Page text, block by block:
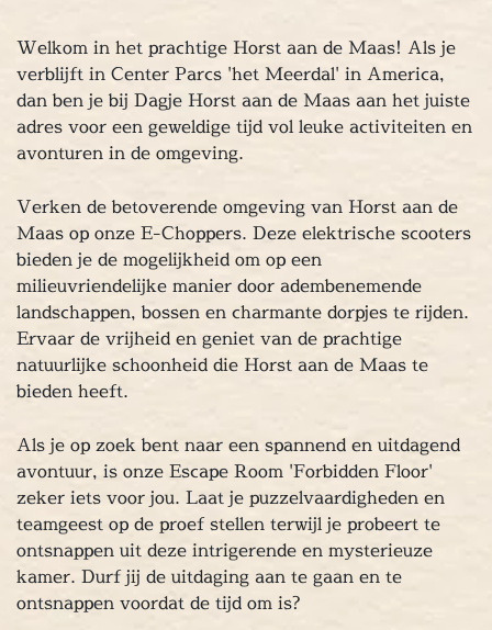
Eten Drinken Genieten Ontspannen
dagje Escape Room Geheel verzorgd
E-Chopper Tours Dagje uit Limburg Spellen
Drinken Genieten Ontspannen Cultuur
Escape Room Geheel verzorgd
Ontspannen Cultuur Heerlijk dagje
Geheel verzorgd Arrangement E-
Dagje uit Limburg Spellen Eten Drinken
Ontspannen Cultuur Heerlijk dagje Escape
verzorgd Arrangement E-Chopper Tours
Limburg Spellen Eten Drinken
dagje
Room
verzorgd
Tours
Welkom in het prachtige Horst aan de Maas! Als je
verblijft in Center Parcs 'het Meerdal' in America,
dan ben je bij Dagje Horst aan de Maas aan het juiste
adres voor een geweldige tijd vol leuke activiteiten en
avonturen in de omgeving.
Verken de betoverende omgeving van Horst aan de
Maas op onze E-Choppers. Deze elektrische scooters
bieden je de mogelijkheid om op een
milieuvriendelijke manier door adembenemende
landschappen, bossen en charmante dorpjes te rijden.
Ervaar de vrijheid en geniet van de prachtige
natuurlijke schoonheid die Horst aan de Maas te
bieden heeft.
Als je op zoek bent naar een spannend en uitdagend
avontuur, is onze Escape Room 'Forbidden Floor'
zeker iets voor jou. Laat je puzzelvaardigheden en
teamgeest op de proef stellen terwijl je probeert te
ontsnappen uit deze intrigerende en mysterieuze
kamer. Durf jij de uitdaging aan te gaan en te
ontsnappen voordat de tijd om is?